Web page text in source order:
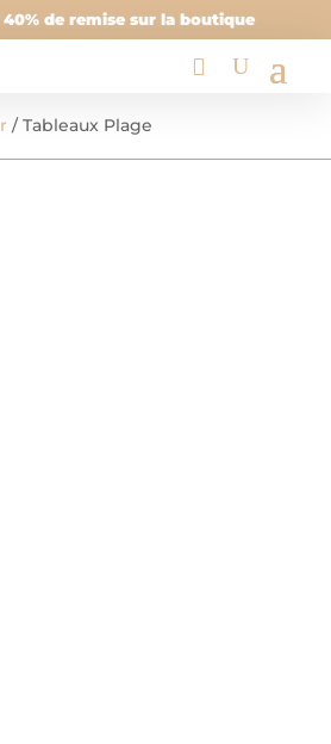
40% de remise sur la boutique
/ Tableaux Plage